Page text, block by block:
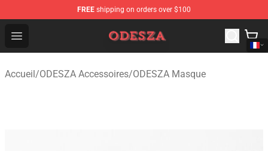
FREE shipping on orders over $100
Open menu
ODESZA Shop - Official ODESZA Merchandise Store
Accueil/ODESZA Accessoires/ODESZA Masque